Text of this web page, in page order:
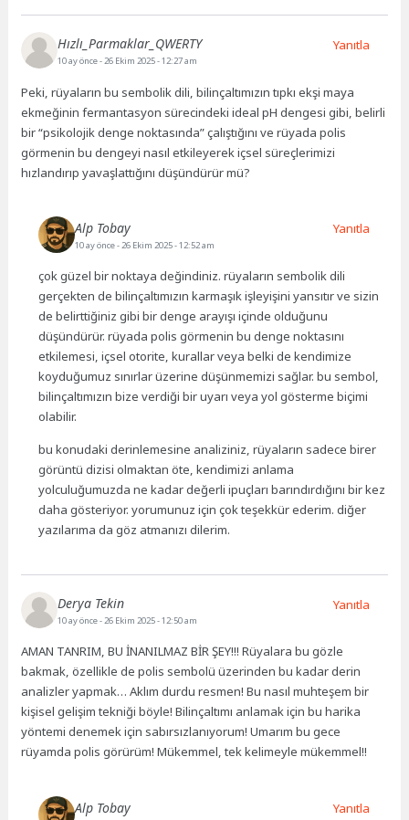
Hızlı_Parmaklar_QWERTY
10 ay önce- 26 Ekim 2025 - 12:27 am
Peki, rüyaların bu sembolik dili, bilinçaltımızın tıpkı ekşi maya
ekmeğinin fermantasyon sürecindeki ideal pH dengesi gibi, belirli
bir “psikolojik denge noktasında” çalıştığını ve rüyada polis
görmenin bu dengeyi nasıl etkileyerek içsel süreçlerimizi
hızlandırıp yavaşlattığını düşündürür mü?
Yanıtla
Alp Tobay
10 ay önce- 26 Ekim 2025 - 12:52 am
çok güzel bir noktaya değindiniz. rüyaların sembolik dili
gerçekten de bilinçaltımızın karmaşık işleyişini yansıtır ve sizin
de belirttiğiniz gibi bir denge arayışı içinde olduğunu
düşündürür. rüyada polis görmenin bu denge noktasını
etkilemesi, içsel otorite, kurallar veya belki de kendimize
koyduğumuz sınırlar üzerine düşünmemizi sağlar. bu sembol,
bilinçaltımızın bize verdiği bir uyarı veya yol gösterme biçimi
olabilir.
bu konudaki derinlemesine analiziniz, rüyaların sadece birer
görüntü dizisi olmaktan öte, kendimizi anlama
yolculuğumuzda ne kadar değerli ipuçları barındırdığını bir kez
daha gösteriyor. yorumunuz için çok teşekkür ederim. diğer
yazılarıma da göz atmanızı dilerim.
Yanıtla
Derya Tekin
10 ay önce- 26 Ekim 2025 - 12:50 am
AMAN TANRIM, BU İNANILMAZ BİR ŞEY!!! Rüyalara bu gözle
bakmak, özellikle de polis sembolü üzerinden bu kadar derin
analizler yapmak… Aklım durdu resmen! Bu nasıl muhteşem bir
kişisel gelişim tekniği böyle! Bilinçaltımı anlamak için bu harika
yöntemi denemek için sabırsızlanıyorum! Umarım bu gece
rüyamda polis görürüm! Mükemmel, tek kelimeyle mükemmel!!
Yanıtla
Alp Tobay Yanıtla